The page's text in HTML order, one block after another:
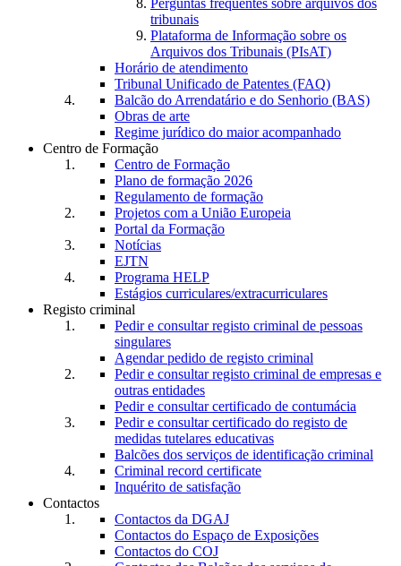
Perguntas frequentes sobre arquivos dos
tribunais
Plataforma de Informação sobre os
Arquivos dos Tribunais (PIsAT)
Horário de atendimento
Tribunal Unificado de Patentes (FAQ)
Balcão do Arrendatário e do Senhorio (BAS)
Obras de arte
Regime jurídico do maior acompanhado
Centro de Formação
Centro de Formação
Plano de formação 2026
Regulamento de formação
Projetos com a União Europeia
Portal da Formação
Notícias
EJTN
Programa HELP
Estágios curriculares/extracurriculares
Registo criminal
Pedir e consultar registo criminal de pessoas
singulares
Agendar pedido de registo criminal
Pedir e consultar registo criminal de empresas e
outras entidades
Pedir e consultar certificado de contumácia
Pedir e consultar certificado do registo de
medidas tutelares educativas
Balcões dos serviços de identificação criminal
Criminal record certificate
Inquérito de satisfação
Contactos
Contactos da DGAJ
Contactos do Espaço de Exposições
Contactos do COJ